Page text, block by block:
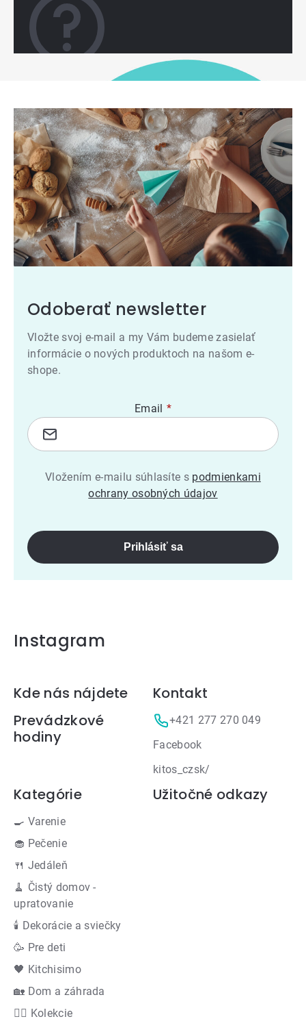
Odoberať newsletter
Vložte svoj e-mail a my Vám budeme zasielať
informácie o nových produktoch na našom e-
shope.
Email
Vložením e-mailu súhlasíte s podmienkami
ochrany osobných údajov
Prihlásiť sa
Instagram
Zápätie
Kde nás nájdete
Prevádzkové
hodiny
Kontakt
+421 277 270 049
Facebook
kitos_czsk/
Kategórie
🍳 Varenie
🧁 Pečenie
🍴 Jedáleň
🧹 Čistý domov -
upratovanie
🕯 Dekorácie a sviečky
🥳 Pre deti
🖤 Kitchisimo
🏡 Dom a záhrada
👍🏻 Kolekcie
Užitočné odkazy